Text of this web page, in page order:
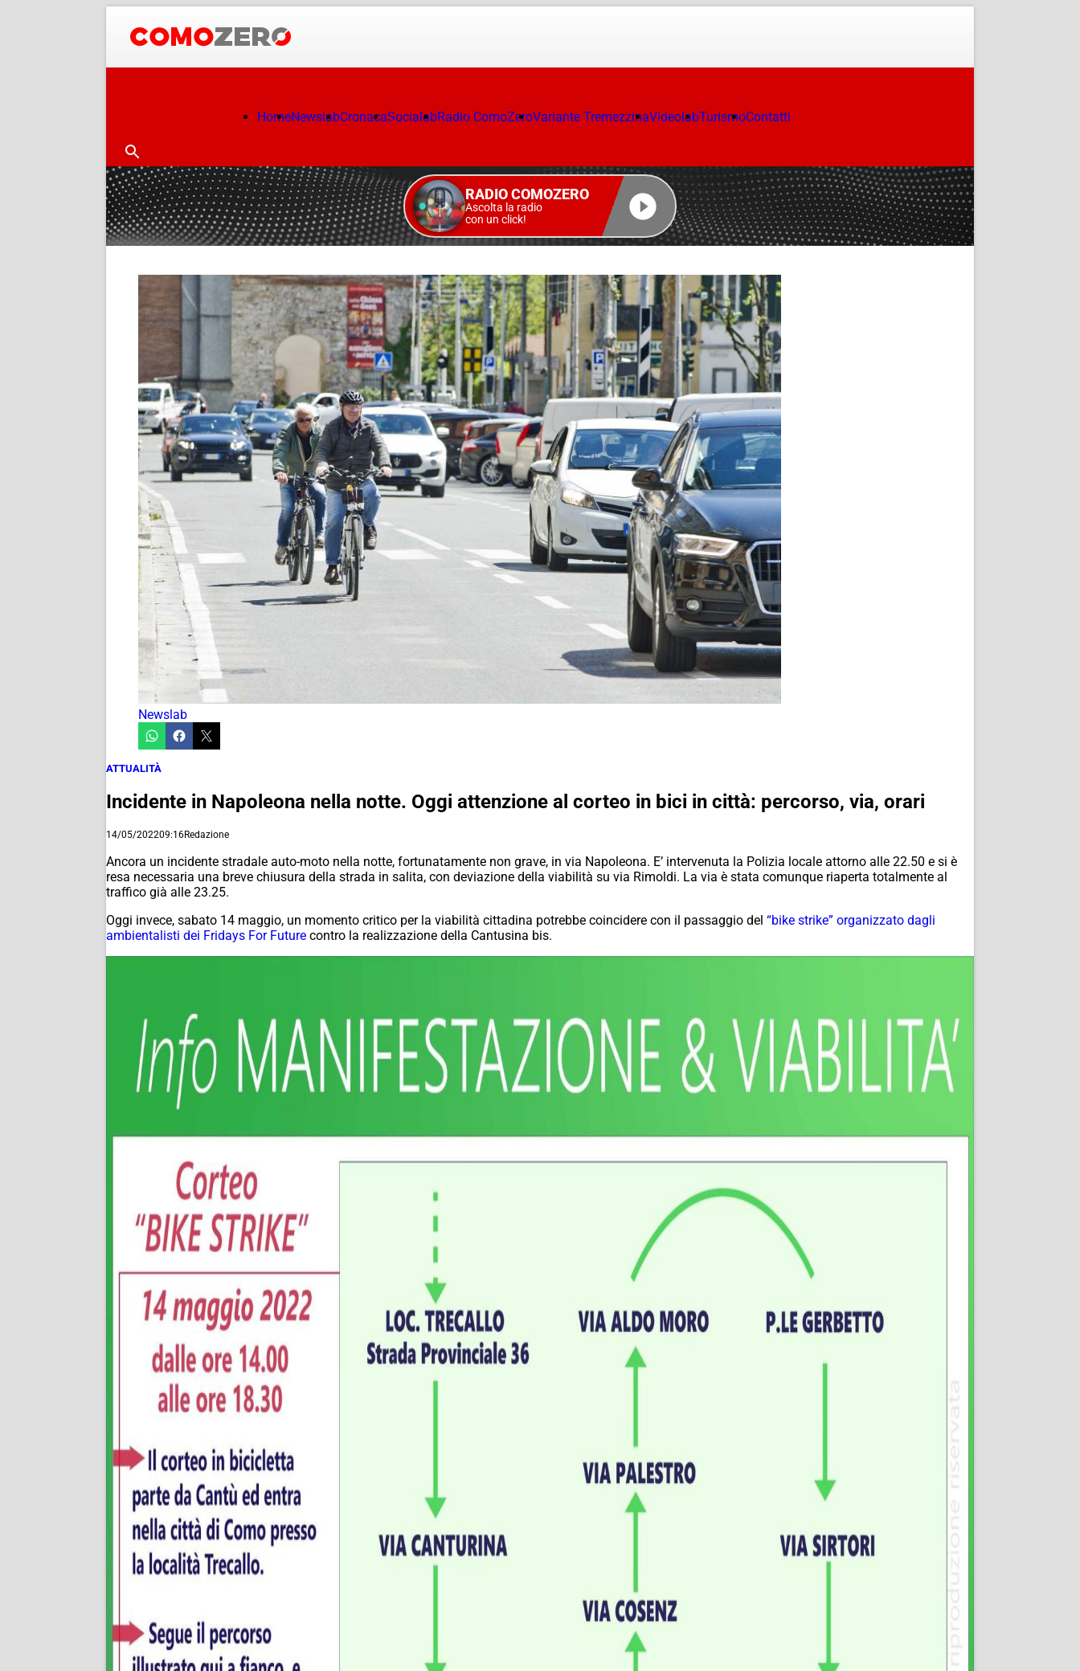
HomeNewslabCronacaSocialabRadio ComoZeroVariante TremezzinaVideolabTurismoContatti
RADIO COMOZERO
Ascolta la radio
con un click!
Newslab
ATTUALITÀ
Incidente in Napoleona nella notte. Oggi attenzione al corteo in bici in città: percorso, via, orari
14/05/202209:16Redazione
Ancora un incidente stradale auto-moto nella notte, fortunatamente non grave, in via Napoleona. E’ intervenuta la Polizia locale attorno alle 22.50 e si è
resa necessaria una breve chiusura della strada in salita, con deviazione della viabilità su via Rimoldi. La via è stata comunque riaperta totalmente al
traffico già alle 23.25.
Oggi invece, sabato 14 maggio, un momento critico per la viabilità cittadina potrebbe coincidere con il passaggio del “bike strike” organizzato dagli
ambientalisti dei Fridays For Future contro la realizzazione della Cantusina bis.